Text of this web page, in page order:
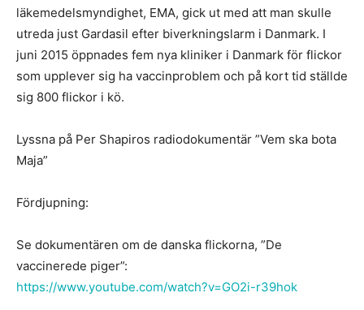
läkemedelsmyndighet, EMA, gick ut med att man skulle
utreda just Gardasil efter biverkningslarm i Danmark. I
juni 2015 öppnades fem nya kliniker i Danmark för flickor
som upplever sig ha vaccinproblem och på kort tid ställde
sig 800 flickor i kö.
Lyssna på Per Shapiros radiodokumentär ”Vem ska bota
Maja”
Fördjupning:
Se dokumentären om de danska flickorna, ”De
vaccinerede piger”:
https://www.youtube.com/watch?v=GO2i-r39hok